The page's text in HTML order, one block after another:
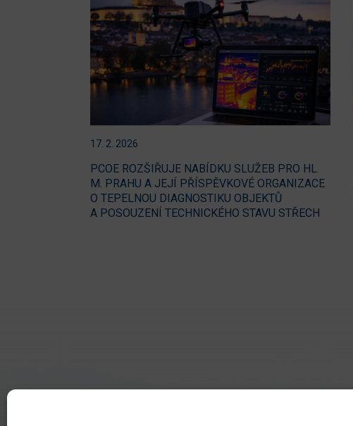
17. 2. 2026
PCOE ROZŠIŘUJE NABÍDKU SLUŽEB PRO HL.
M. PRAHU A JEJÍ PŘÍSPĚVKOVÉ ORGANIZACE
O TEPELNOU DIAGNOSTIKU OBJEKTŮ
A POSOUZENÍ TECHNICKÉHO STAVU STŘECH